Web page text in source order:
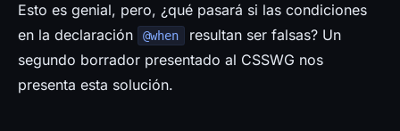
Esto es genial, pero, ¿qué pasará si las condiciones
en la declaración
@when
resultan ser falsas? Un
segundo borrador presentado al CSSWG nos
presenta esta solución.